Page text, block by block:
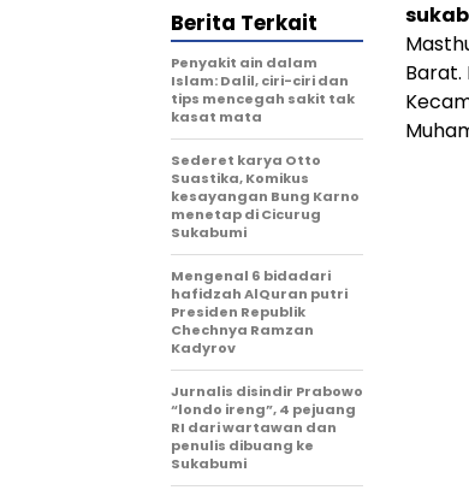
Barat.
Berita Terkait
Penyakit ain dalam
Islam: Dalil, ciri-ciri dan
tips mencegah sakit tak
kasat mata
Sederet karya Otto
Suastika, Komikus
kesayangan Bung Karno
menetap di Cicurug
Sukabumi
Mengenal 6 bidadari
hafidzah AlQuran putri
Presiden Republik
Chechnya Ramzan
Kadyrov
Jurnalis disindir Prabowo
“londo ireng”, 4 pejuang
RI dari wartawan dan
penulis dibuang ke
Sukabumi